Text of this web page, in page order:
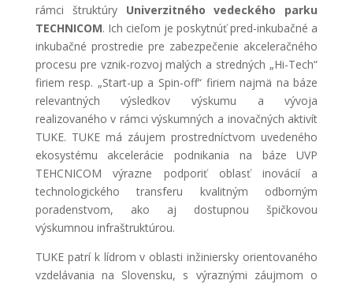
rámci štruktúry Univerzitného vedeckého parku
TECHNICOM. Ich cieľom je poskytnúť pred-inkubačné a
inkubačné prostredie pre zabezpečenie akceleračného
procesu pre vznik-rozvoj malých a stredných „Hi-Tech“
firiem resp. „Start-up a Spin-off“ firiem najmä na báze
relevantných výsledkov výskumu a vývoja
realizovaného v rámci výskumných a inovačných aktivít
TUKE. TUKE má záujem prostredníctvom uvedeného
ekosystému akcelerácie podnikania na báze UVP
TEHCNICOM výrazne podporiť oblasť inovácií a
technologického transferu kvalitným odborným
poradenstvom, ako aj dostupnou špičkovou
výskumnou infraštruktúrou.
TUKE patrí k lídrom v oblasti inžiniersky orientovaného
vzdelávania na Slovensku, s výraznými záujmom o